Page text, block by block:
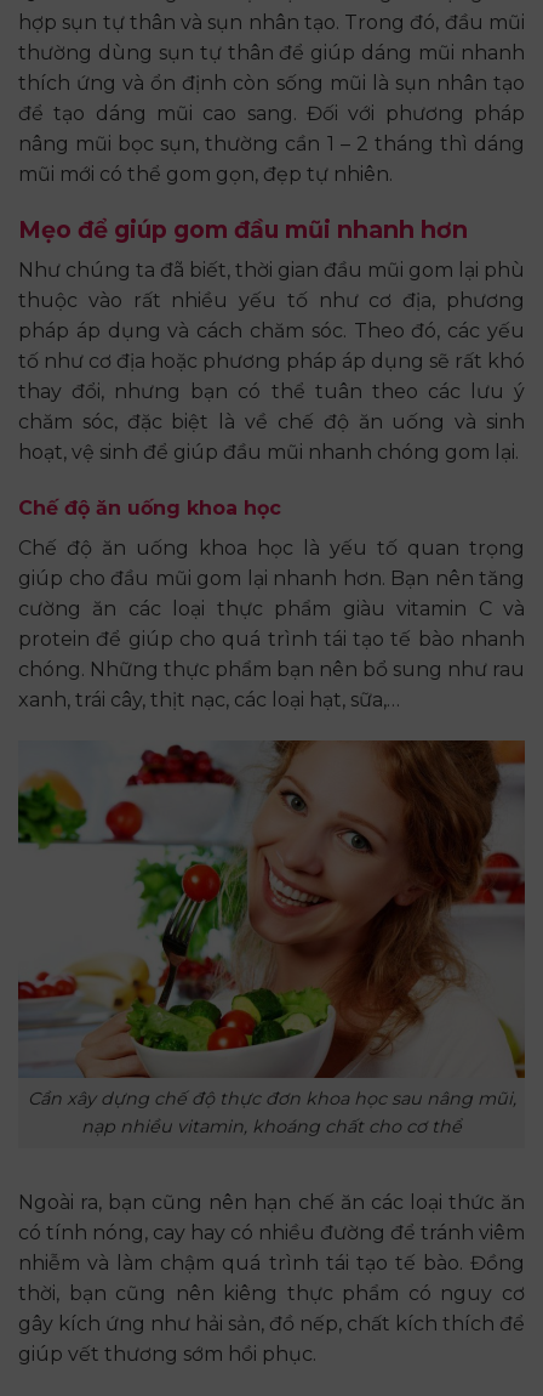
hợp sụn tự thân và sụn nhân tạo. Trong đó, đầu mũi
thường dùng sụn tự thân để giúp dáng mũi nhanh
thích ứng và ổn định còn sống mũi là sụn nhân tạo
để tạo dáng mũi cao sang. Đối với phương pháp
nâng mũi bọc sụn, thường cần 1 – 2 tháng thì dáng
mũi mới có thể gom gọn, đẹp tự nhiên.
Mẹo để giúp gom đầu mũi nhanh hơn
Như chúng ta đã biết, thời gian đầu mũi gom lại phù
thuộc vào rất nhiều yếu tố như cơ địa, phương
pháp áp dụng và cách chăm sóc. Theo đó, các yếu
tố như cơ địa hoặc phương pháp áp dụng sẽ rất khó
thay đổi, nhưng bạn có thể tuân theo các lưu ý
chăm sóc, đặc biệt là về chế độ ăn uống và sinh
hoạt, vệ sinh để giúp đầu mũi nhanh chóng gom lại.
Chế độ ăn uống khoa học
Chế độ ăn uống khoa học là yếu tố quan trọng
giúp cho đầu mũi gom lại nhanh hơn. Bạn nên tăng
cường ăn các loại thực phẩm giàu vitamin C và
protein để giúp cho quá trình tái tạo tế bào nhanh
chóng. Những thực phẩm bạn nên bổ sung như rau
xanh, trái cây, thịt nạc, các loại hạt, sữa,…
Cần xây dựng chế độ thực đơn khoa học sau nâng mũi,
nạp nhiều vitamin, khoáng chất cho cơ thể
Ngoài ra, bạn cũng nên hạn chế ăn các loại thức ăn
có tính nóng, cay hay có nhiều đường để tránh viêm
nhiễm và làm chậm quá trình tái tạo tế bào. Đồng
thời, bạn cũng nên kiêng thực phẩm có nguy cơ
gây kích ứng như hải sản, đồ nếp, chất kích thích để
giúp vết thương sớm hồi phục.